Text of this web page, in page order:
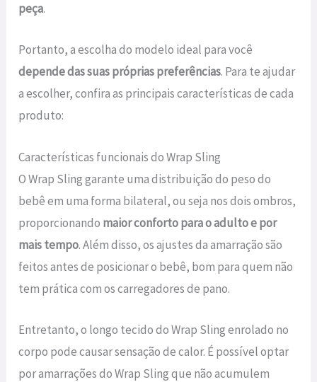
peça.
Portanto, a escolha do modelo ideal para você
depende das suas próprias preferências. Para te ajudar
a escolher, confira as principais características de cada
produto:
Características funcionais do Wrap Sling
O Wrap Sling garante uma distribuição do peso do
bebê em uma forma bilateral, ou seja nos dois ombros,
proporcionando maior conforto para o adulto e por
mais tempo. Além disso, os ajustes da amarração são
feitos antes de posicionar o bebê, bom para quem não
tem prática com os carregadores de pano.
Entretanto, o longo tecido do Wrap Sling enrolado no
corpo pode causar sensação de calor. É possível optar
por amarrações do Wrap Sling que não acumulem